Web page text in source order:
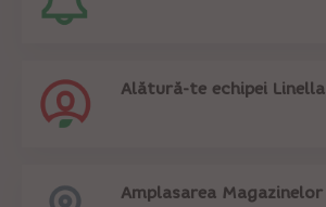
Alătură-te echipei Linella
Amplasarea Magazinelor